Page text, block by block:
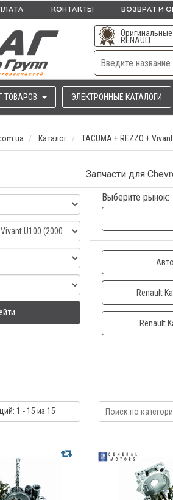
КОНТАКТЫ ВОЗВРАТ И
RENAULT
ТОВАРОВ ЭЛЕКТРОННЫЕ КАТАЛОГИ
Каталог TACUMA + REZZO +
Запчасти для
Выберите рынок:
Renault
Renault
: 1 - 15 из 15